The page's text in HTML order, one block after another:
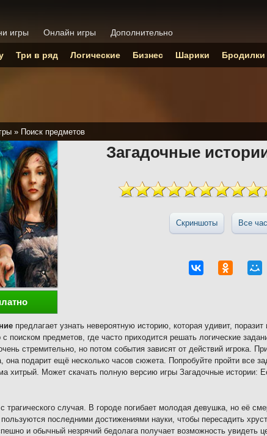
» Поиск предметов
Загадочные
Скриншоты Все
предлагает узнать невероятную историю, которая удивит, поразит
поиском предметов, где часто приходится решать логические
стремительно, но потом события зависят от действий игрока.
она подарит ещё несколько часов сюжета. Попробуйте пройти все
хитрый. Может скачать полную версию игры Загадочные истории:
трагического случая. В городе погибает молодая девушка, но её
последними достижениями науки, чтобы пересадить
и обычный незрячий бедолага получает возможность увидеть
игры Онлайн игры Дополнительно
Три в ряд Логические Бизнес Шарики Бродилки